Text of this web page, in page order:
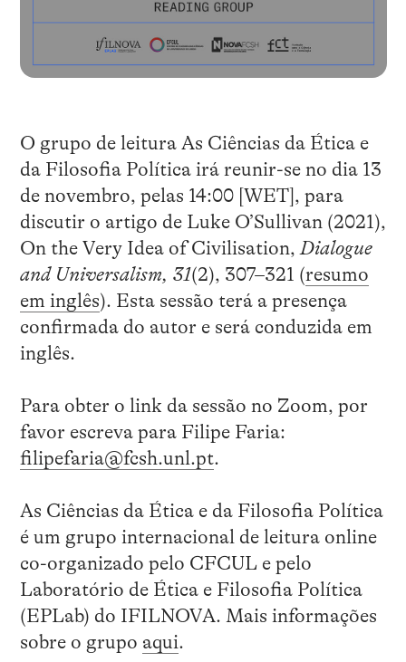
O grupo de leitura As Ciências da Ética e
da Filosofia Política irá reunir-se no dia 13
de novembro, pelas 14:00 [WET], para
discutir o artigo de Luke O’Sullivan (2021),
On the Very Idea of Civilisation, Dialogue
and Universalism, 31(2), 307–321 (resumo
em inglês). Esta sessão terá a presença
confirmada do autor e será conduzida em
inglês.
Para obter o link da sessão no Zoom, por
favor escreva para Filipe Faria:
filipefaria@fcsh.unl.pt.
As Ciências da Ética e da Filosofia Política
é um grupo internacional de leitura online
co-organizado pelo CFCUL e pelo
Laboratório de Ética e Filosofia Política
(EPLab) do IFILNOVA. Mais informações
sobre o grupo aqui.